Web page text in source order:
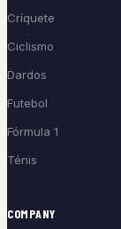
Críquete
Ciclismo
Dardos
Futebol
Fórmula 1
Ténis
COMPANY